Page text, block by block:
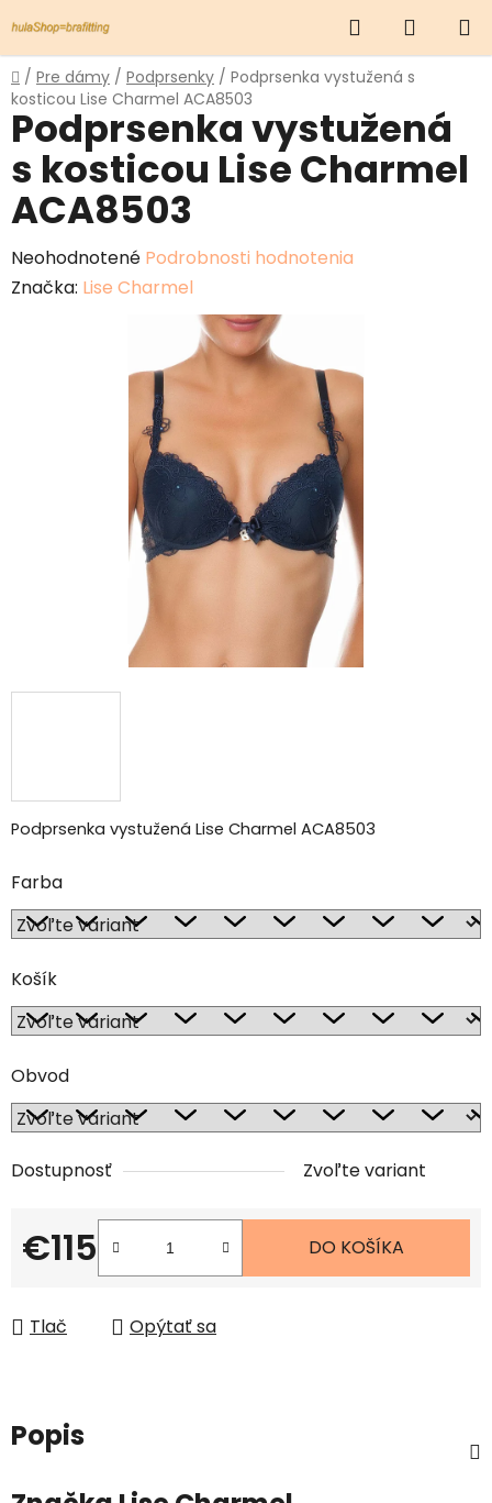
na
obsah
Hľadať
KOŠÍK
Domov
/ Pre dámy / Podprsenky / Podprsenka vystužená s
kosticou Lise Charmel ACA8503
Podprsenka vystužená Lise Charmel ACA8503
Farba
Košík
Obvod
Dostupnosť Zvoľte variant
€115
Jednotková cena:
DO KOŠÍKA
Tlač Opýtať sa
Podprsenka vystužená
s kosticou Lise Charmel
ACA8503
Priemerné
hodnotenie
Neohodnotené Podrobnosti hodnotenia
Značka: Lise Charmel
Popis